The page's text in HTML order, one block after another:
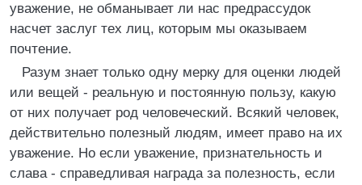
уважение, не обманывает ли нас предрассудок
насчет заслуг тех лиц, которым мы оказываем
почтение.
Разум знает только одну мерку для оценки людей
или вещей - реальную и постоянную пользу, какую
от них получает род человеческий. Всякий человек,
действительно полезный людям, имеет право на их
уважение. Но если уважение, признательность и
слава - справедливая награда за полезность, если